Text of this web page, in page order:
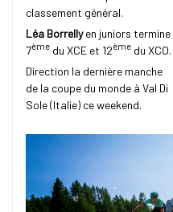
classement général.
Léa Borrellyen juniors termine
7ème du XCE et 12ème du XCO.
Direction la dernière manche
de la coupe du monde à Val Di
Sole (Italie) ce weekend.